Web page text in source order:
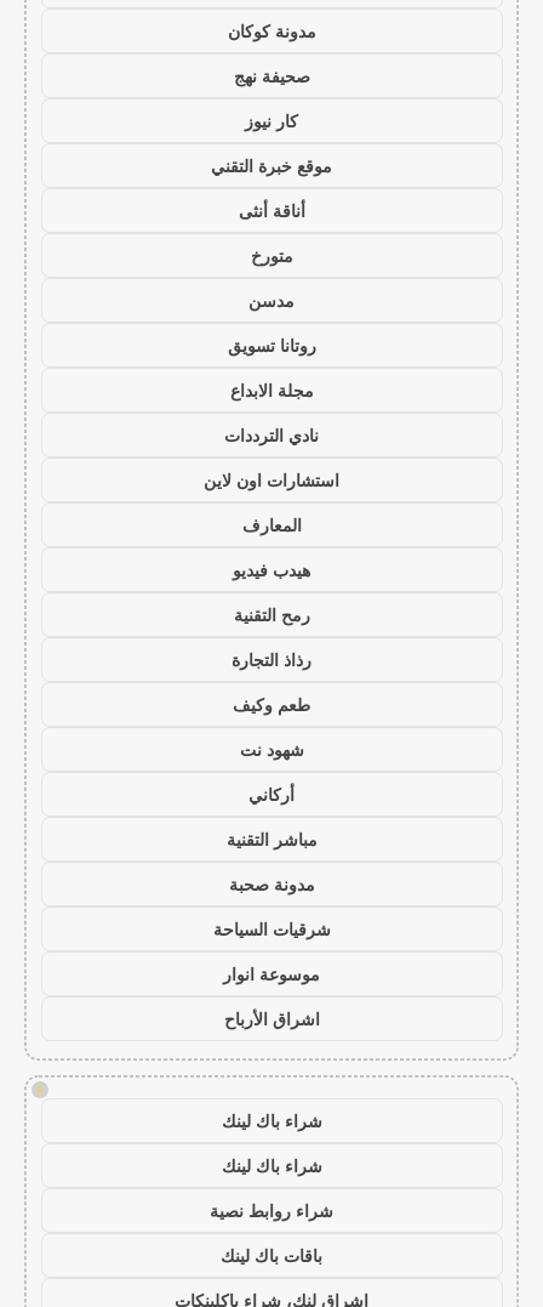
مدونة كوكان
صحيفة نهج
كار نيوز
موقع خبرة التقني
أناقة أنثى
متورخ
مدسن
روتانا تسويق
مجلة الابداع
نادي الترددات
استشارات اون لاين
المعارف
هيدب فيديو
رمح التقنية
رذاذ التجارة
طعم وكيف
شهود نت
أركاني
مباشر التقنية
مدونة صحبة
شرقيات السياحة
موسوعة انوار
اشراق الأرباح
!
شراء باك لينك
شراء باك لينك
شراء روابط نصية
باقات باك لينك
اشراق لنك، شراء باكلينكات